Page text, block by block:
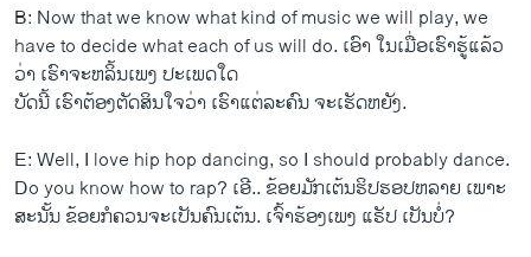
B: Now that we know what kind of music we will play, we
have to decide what each of us will do. ​ເອົາ ​ໃນ​ເມື່ອເຮົາ​ຮູ້​ແລ້ວ​
ວ່າ ​ເຮົາ​ຈະ​ຫລິ້ນ​ເພງ​ ປະ​ເພ​ດ​ໃດ
ບັດ​ນີ້​ ເຮົາ​ຕ້ອງ​ຕັດສິນ​ໃຈ​ວ່າ ​ເຮົາ​ແຕ່ລະຄົນ ຈະ​ເຮັດ​ຫຍັງ.
E: Well, I love hip hop dancing, so I should probably dance.
Do you know how to rap? ​ເອີ.. ຂ້ອຍ​ມັກ​ເຕ້ນ​ຮິ​ປຮອປຫລາຍ ​ເພາະ
ສະ​ນັ້ນ ຂ້ອຍ​ກໍ​ຄວນ​ຈະ​ເປັນ​ຄົນ​ເຕ້ນ. ​ເຈົ້າ​ຮ້ອງ​ເພງ ​ແຣັປ ​ເປັນ​ບໍ່?